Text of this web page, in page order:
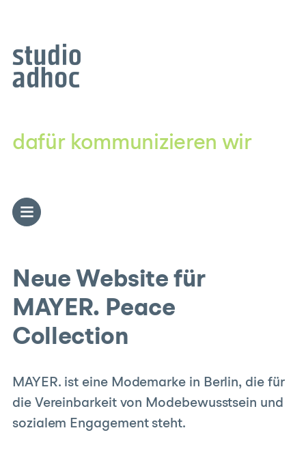
dafür kommunizieren wir
Neue Website für
MAYER. Peace
Collection
MAYER. ist eine Modemarke in Berlin, die für
die Vereinbarkeit von Modebewusstsein und
sozialem Engagement steht.